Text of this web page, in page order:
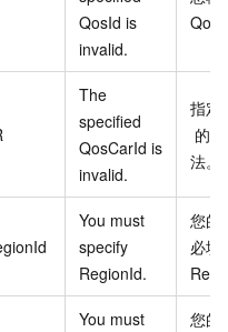
QosId is
invalid.
The
specified
QosCarId is
invalid.
指定
的
法。
You must
specify
RegionId.
您的
必填
You must
您的